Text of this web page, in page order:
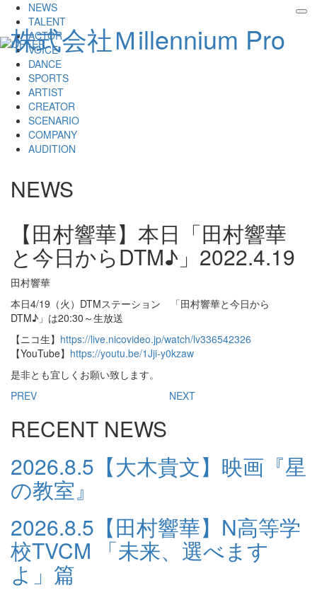
株式会社Ｍillennium Pro
NEWS
TALENT
ACTOR
VOICE
DANCE
SPORTS
ARTIST
CREATOR
SCENARIO
COMPANY
AUDITION
NEWS
【田村響華】本日「田村響華
と今日からDTM♪」 2022.4.19
田村響華
本日4/19（火）DTMステーション 「田村響華と今日から
DTM♪」は20:30～生放送
【ニコ生】 https://live.nicovideo.jp/watch/lv336542326
【YouTube】 https://youtu.be/1Jji-y0kzaw
是非とも宜しくお願い致します。
PREV
NEXT
RECENT NEWS
2026.8.5 【大木貴文】映画『星
の教室』
2026.8.5 【田村響華】N高等学
校TVCM 「未来、選べます
よ」篇